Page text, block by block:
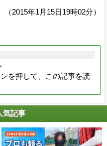
（2015年1月15日19時02分）
を押して、この記事を読
気記事